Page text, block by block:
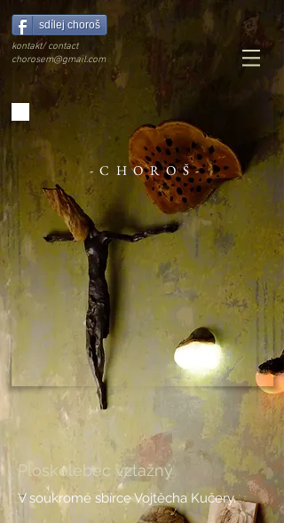
-CHOROŠ-
kontakt/ contact
chorosem@gmail.com
sdílej choroš
Ploskolebec vztažný
V soukromé sbírce Vojtěcha Kučery.